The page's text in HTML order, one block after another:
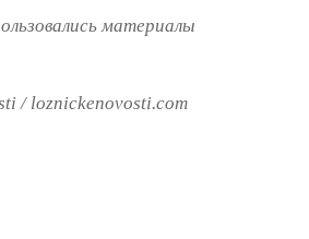
материалы
/ loznickenovosti.com